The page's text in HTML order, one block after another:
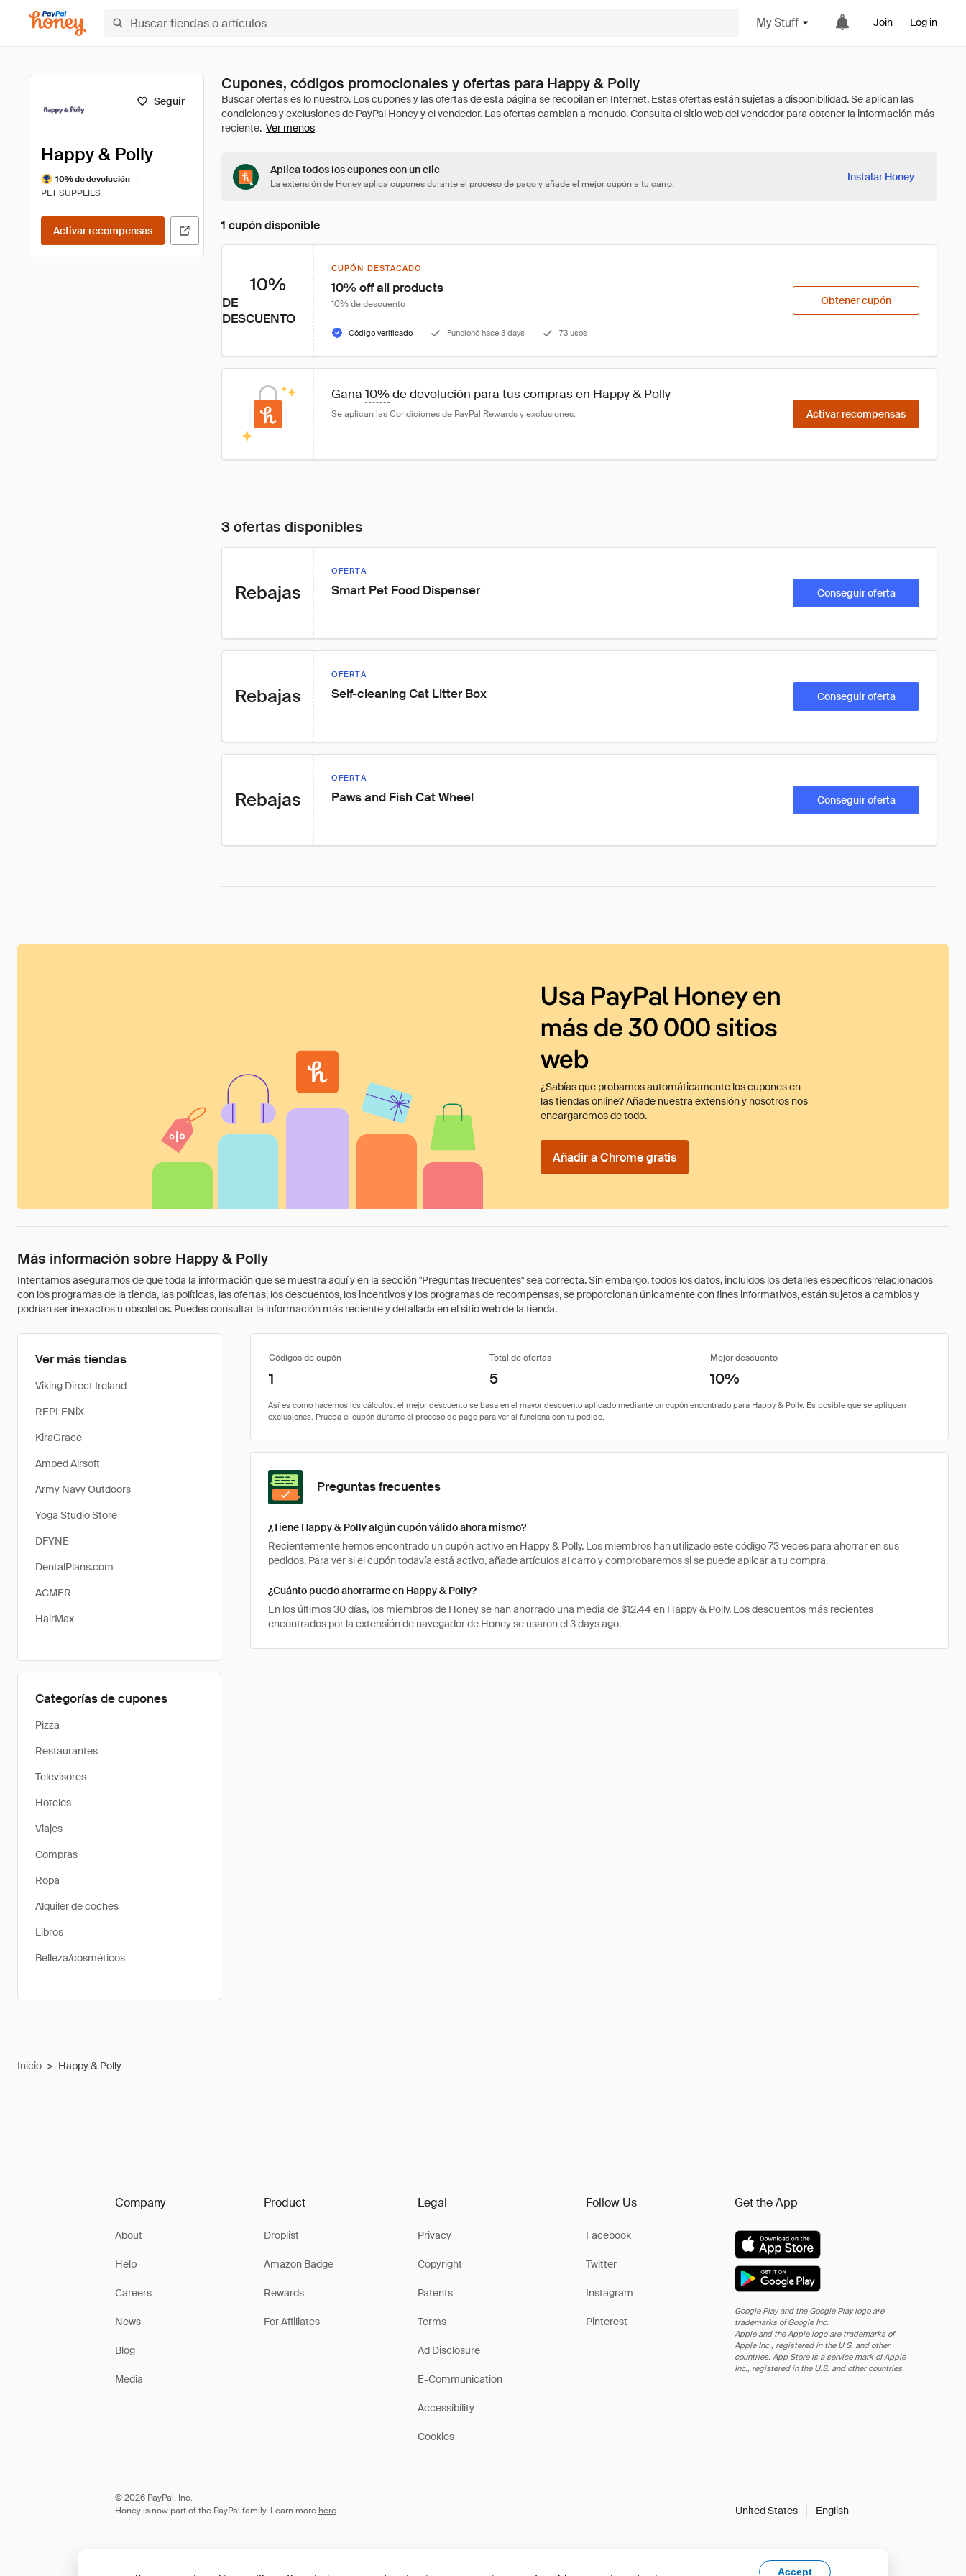
My Stuff Join Log in
Seguir
Happy & Polly
10% de devolución
|
PET SUPPLIES
Activar recompensas
Cupones, códigos promocionales y ofertas para Happy & Polly
Ver menos
Aplica todos los cupones con un clic
La extensión de Honey aplica cupones durante el proceso de pago y añade el mejor cupón a tu carro.
Instalar Honey
1 cupón disponible
10%
DE
DESCUENTO
CUPÓN DESTACADO
10% off all products
10% de descuento
Código verificado Funcionó hace 3 days 73 usos
Obtener cupón
Gana 10% de devolución para tus compras en Happy & Polly
Se aplican las Condiciones de PayPal Rewards y exclusiones. Activar recompensas
3 ofertas disponibles
Rebajas
OFERTA
Smart Pet Food Dispenser Conseguir oferta
Rebajas
OFERTA
Self-cleaning Cat Litter Box Conseguir oferta
Rebajas
OFERTA
Paws and Fish Cat Wheel Conseguir oferta
Usa PayPal Honey en
más de 30 000 sitios
web
¿Sabías que probamos automáticamente los cupones en
las tiendas online? Añade nuestra extensión y nosotros nos
encargaremos de todo.
Añadir a Chrome gratis
Más información sobre Happy & Polly
Intentamos asegurarnos de que toda la información que se muestra aquí y en la sección "Preguntas frecuentes" sea correcta. Sin embargo, todos los datos, incluidos los detalles específicos relacionados
con los programas de la tienda, las políticas, las ofertas, los descuentos, los incentivos y los programas de recompensas, se proporcionan únicamente con fines informativos, están sujetos a cambios y
podrían ser inexactos u obsoletos. Puedes consultar la información más reciente y detallada en el sitio web de la tienda.
Ver más tiendas
Viking Direct Ireland
REPLENiX
KiraGrace
Amped Airsoft
Army Navy Outdoors
Yoga Studio Store
DFYNE
DentalPlans.com
ACMER
HairMax
Categorías de cupones
Pizza
Restaurantes
Televisores
Hoteles
Viajes
Compras
Ropa
Alquiler de coches
Libros
Belleza/cosméticos
Códigos de cupón Total de ofertas Mejor descuento
1 5 10%
Preguntas frecuentes
¿Tiene Happy & Polly algún cupón válido ahora mismo?
Recientemente hemos encontrado un cupón activo en Happy & Polly. Los miembros han utilizado este código 73 veces para ahorrar en sus
pedidos. Para ver si el cupón todavía está activo, añade artículos al carro y comprobaremos si se puede aplicar a tu compra.
¿Cuánto puedo ahorrarme en Happy & Polly?
En los últimos 30 días, los miembros de Honey se han ahorrado una media de $12.44 en Happy & Polly. Los descuentos más recientes
encontrados por la extensión de navegador de Honey se usaron el 3 days ago.
Inicio > Happy & Polly
Company
About
Help
Careers
News
Blog
Media
Product
Droplist
Amazon Badge
Rewards
For Affiliates
Legal
Privacy
Copyright
Patents
Terms
Ad Disclosure
E-Communication
Accessibility
Cookies
Follow Us
Facebook
Twitter
Instagram
Pinterest
Get the App
Google Play and the Google Play logo are
trademarks of Google Inc.
Apple and the Apple logo are trademarks of
Apple Inc., registered in the U.S. and other
countries. App Store is a service mark of Apple
Inc., registered in the U.S. and other countries.
© 2026 PayPal, Inc.
Honey is now part of the PayPal family. Learn more here. United States English
Accept